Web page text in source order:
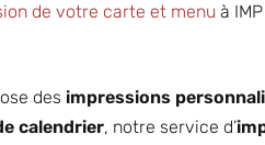
de votre carte et menu à
des impressions
calendrier, notre service d’